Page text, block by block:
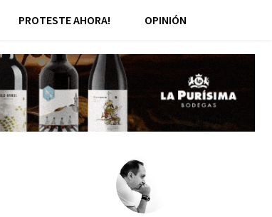
PROTESTE AHORA! OPINIÓN